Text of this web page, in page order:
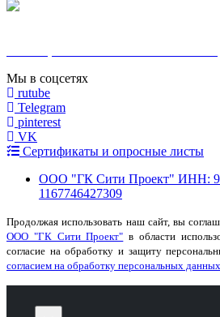
Мы в соцсетях
rutube
Telegram
pinterest
VK
Сертификаты и опросные листы
ООО "ГК Сити Проект" ИНН:
1167746427309
Продолжая использовать наш сайт, вы
ООО "ГК Сити Проект" в области
согласие на обработку и защиту
согласием на обработку персональных